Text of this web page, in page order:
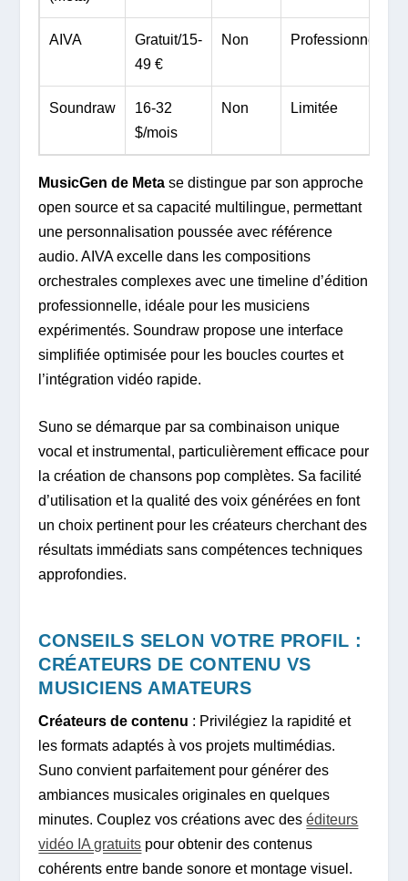
AIVA
Gratuit/15-
49 €
Non Professionnelle
Soundraw
16-32
$/mois
Non Limitée
MusicGen de Meta se distingue par son approche
open source et sa capacité multilingue, permettant
une personnalisation poussée avec référence
audio. AIVA excelle dans les compositions
orchestrales complexes avec une timeline d’édition
professionnelle, idéale pour les musiciens
expérimentés. Soundraw propose une interface
simplifiée optimisée pour les boucles courtes et
l’intégration vidéo rapide.
Suno se démarque par sa combinaison unique
vocal et instrumental, particulièrement efficace pour
la création de chansons pop complètes. Sa facilité
d’utilisation et la qualité des voix générées en font
un choix pertinent pour les créateurs cherchant des
résultats immédiats sans compétences techniques
approfondies.
CONSEILS SELON VOTRE PROFIL :
CRÉATEURS DE CONTENU VS
MUSICIENS AMATEURS
Créateurs de contenu : Privilégiez la rapidité et
les formats adaptés à vos projets multimédias.
Suno convient parfaitement pour générer des
ambiances musicales originales en quelques
minutes. Couplez vos créations avec deséditeurs
vidéo IA gratuits pour obtenir des contenus
cohérents entre bande sonore et montage visuel.